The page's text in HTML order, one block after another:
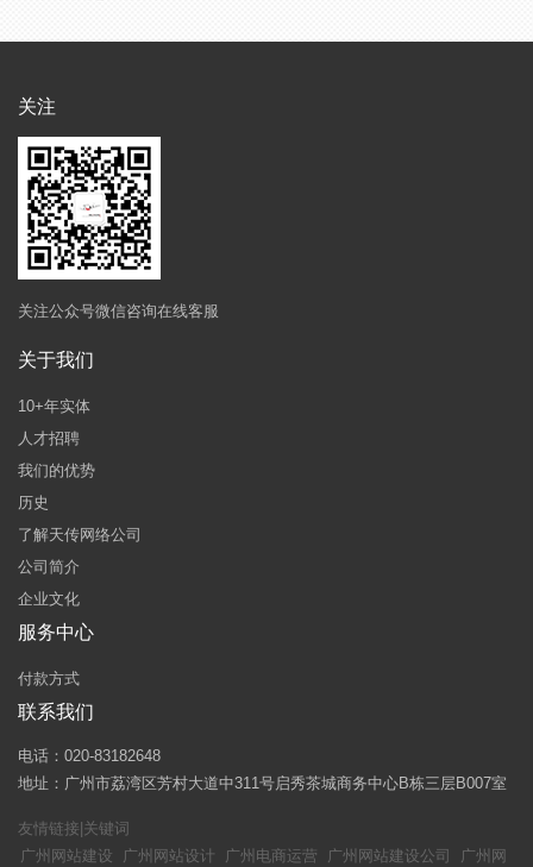
关注
关注公众号微信咨询在线客服
关于我们
10+年实体
人才招聘
我们的优势
历史
了解天传网络公司
公司简介
企业文化
服务中心
付款方式
联系我们
电话：020-83182648
地址：广州市荔湾区芳村大道中311号启秀茶城商务中心B栋三层B007室
友情链接|关键词
广州网站建设
广州网站设计 广州电商运营 广州网站建设公司 广州网